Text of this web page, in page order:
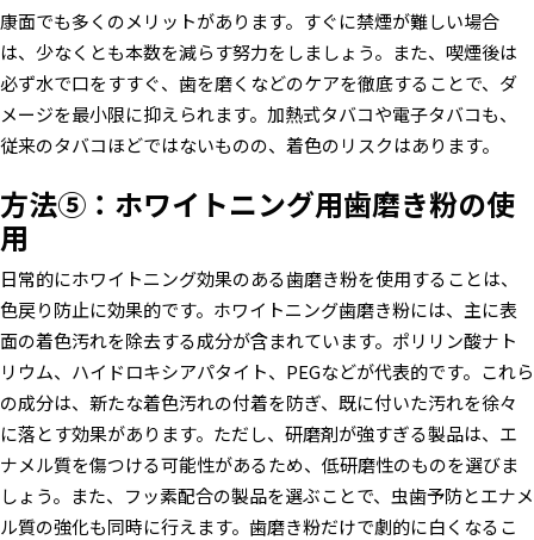
康面でも多くのメリットがあります。すぐに禁煙が難しい場合
は、少なくとも本数を減らす努力をしましょう。また、喫煙後は
必ず水で口をすすぐ、歯を磨くなどのケアを徹底することで、ダ
メージを最小限に抑えられます。加熱式タバコや電子タバコも、
従来のタバコほどではないものの、着色のリスクはあります。
方法⑤：ホワイトニング用歯磨き粉の使
用
日常的にホワイトニング効果のある歯磨き粉を使用することは、
色戻り防止に効果的です。ホワイトニング歯磨き粉には、主に表
面の着色汚れを除去する成分が含まれています。ポリリン酸ナト
リウム、ハイドロキシアパタイト、PEGなどが代表的です。これら
の成分は、新たな着色汚れの付着を防ぎ、既に付いた汚れを徐々
に落とす効果があります。ただし、研磨剤が強すぎる製品は、エ
ナメル質を傷つける可能性があるため、低研磨性のものを選びま
しょう。また、フッ素配合の製品を選ぶことで、虫歯予防とエナメ
ル質の強化も同時に行えます。歯磨き粉だけで劇的に白くなるこ